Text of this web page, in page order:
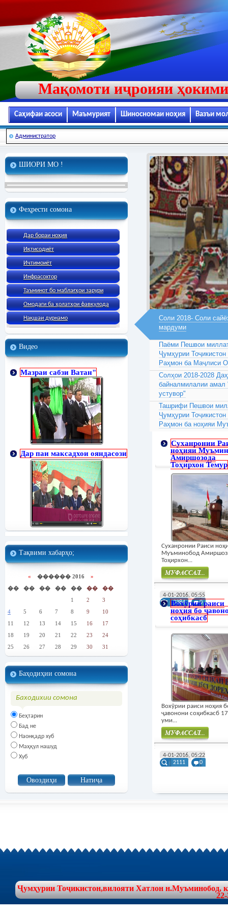
Мақомоти иҷроияи
Саҳифаи асоси Маъмурият Шиносномаи ноҳия Вазъи
Администратор
ШИОРИ МО !
Феҳрести сомона
Дар бораи ноҳия
Иқтисодиёт
Ичтимоиёт
Инфрасохтор
Таъминот бо маблағҳои зарури
Омодаги ба ҳолатҳои фавқулода
Нақшаи дурнамо
Видео
Мазраи сабзи Ватан"
Дар паи максадхои ояндасози
Тақвими хабарҳо;
« ������ 2016 »
��
�� �� �� �� ��
��
1
2
3
4
5 6 7 8 9
10
11
12 13 14 15 16
17
18
19 20 21 22 23
24
25
26 27 28 29 30 31
Баҳодиҳии сомона
Баходихии сомона
Беҳтарин
Бад не
Наонқадр хуб
Маҳқул нашуд
Хуб
Соли 2018- Соли
мардуми
Паёми Пешвои
Ҷумҳурии
Раҳмон ба Маҷлиси
Солҳои 2018-2028
байналмилалии
устувор"
Ташрифи Пешвои
Ҷумҳурии
Раҳмон ба ноҳияи
Суханронии
ноҳияи
Амиршозода
Тоҳирхон Темур
Суханронии Раиси
Муъминобод
Тоҳирхон...
4-01-2016, 05:55
3384
0
Вохӯрии раиси
ноҳия бо
соҳибкасб
Вохӯрии раиси ноҳия
ҷавонони соҳибкасб
уми...
4-01-2016, 05:22
2111
0
Ҷумҳурии Тоҷикистон,вилояти Хатлон н.Муъминобод,